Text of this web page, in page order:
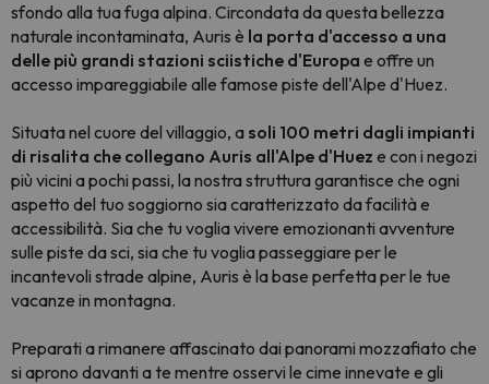
sfondo alla tua fuga alpina. Circondata da questa bellezza
naturale incontaminata, Auris è la porta d'accesso a una
delle più grandi stazioni sciistiche d'Europa e offre un
accesso impareggiabile alle famose piste dell'Alpe d'Huez.
Situata nel cuore del villaggio, a soli 100 metri dagli impianti
di risalita che collegano Auris all'Alpe d'Huez e con i negozi
più vicini a pochi passi, la nostra struttura garantisce che ogni
aspetto del tuo soggiorno sia caratterizzato da facilità e
accessibilità. Sia che tu voglia vivere emozionanti avventure
sulle piste da sci, sia che tu voglia passeggiare per le
incantevoli strade alpine, Auris è la base perfetta per le tue
vacanze in montagna.
Preparati a rimanere affascinato dai panorami mozzafiato che
si aprono davanti a te mentre osservi le cime innevate e gli